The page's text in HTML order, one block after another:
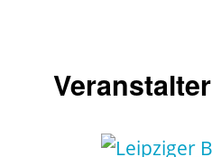
Veranstalter